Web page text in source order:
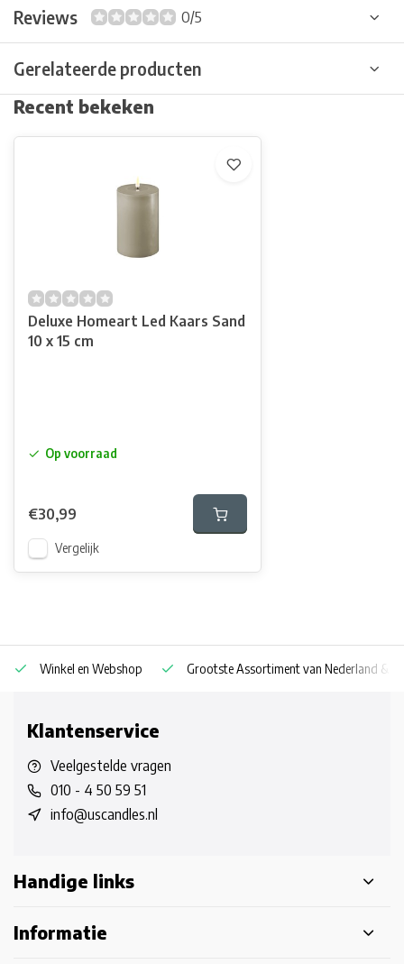
Reviews 0/5
Gerelateerde producten
Recent bekeken
Deluxe Homeart Led Kaars Sand
10 x 15 cm
Op voorraad
€30,99
Vergelijk
Winkel en Webshop Grootste Assortiment van Nederland &
Klantenservice
Veelgestelde vragen
010 - 4 50 59 51
info@uscandles.nl
Handige links
Informatie